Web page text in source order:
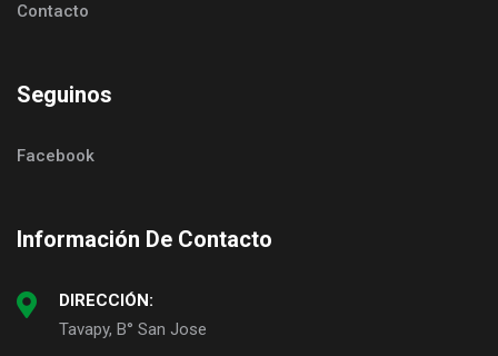
Contacto
Seguinos
Facebook
Información De Contacto
DIRECCIÓN:
Tavapy, B° San Jose